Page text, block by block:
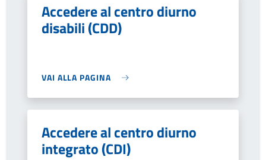
Accedere al centro diurno
disabili (CDD)
VAI ALLA PAGINA
Accedere al centro diurno
integrato (CDI)